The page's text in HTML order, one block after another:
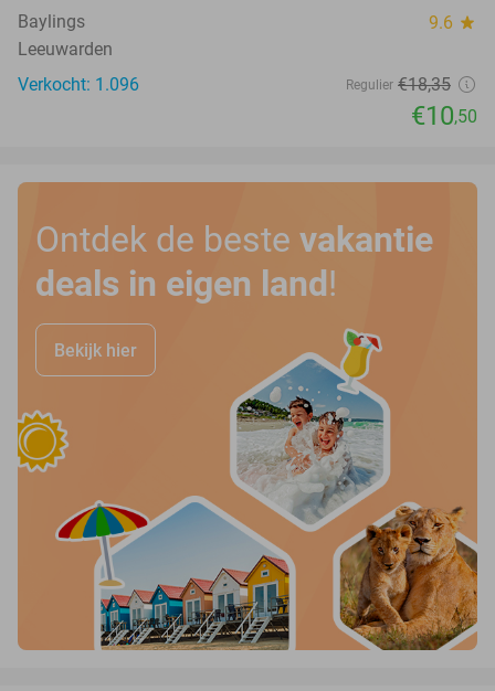
Baylings 9.6 star
Leeuwarden
Verkocht: 1.096
Regulier €18,35
€10,50
Ontdek de beste vakantie
deals in eigen land !
Bekijk hier